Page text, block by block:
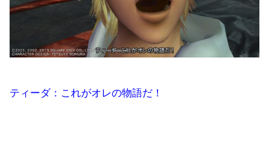
ティーダ：これがオレの物語だ！